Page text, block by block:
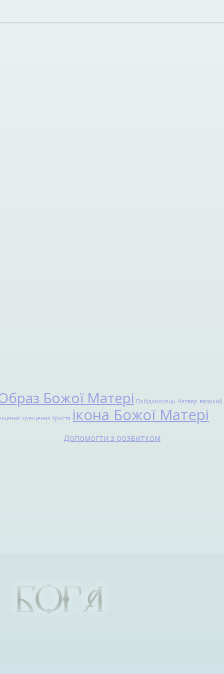
Божої Матері Побідоносець Четвер великий
хрещення Христа ікона Божої Матері
Допомогти з розвитком